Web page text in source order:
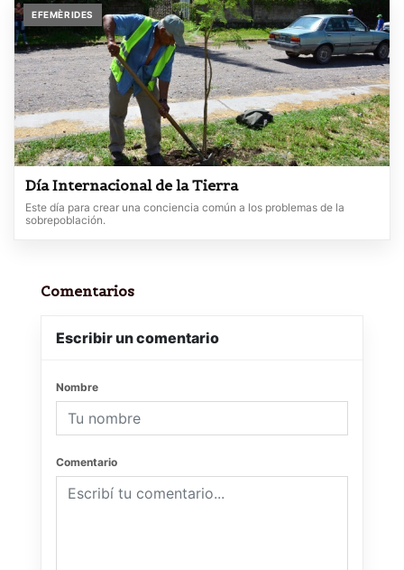
EFEMÈRIDES
Día Internacional de la Tierra
Este día para crear una conciencia común a los problemas de la
sobrepoblación.
Comentarios
Escribir un comentario
Nombre
Comentario